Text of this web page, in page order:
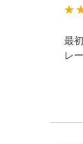
最
レ